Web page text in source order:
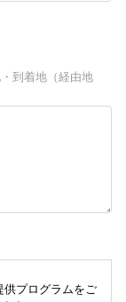
到着地（経由地
供プログラムをご